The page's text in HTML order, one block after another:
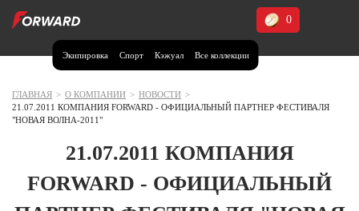
Экипировка Спорт Кэжуал Все коллекции
0
Москва и МО
Волгоградская область (1)
ГЛАВНАЯ > О КОМПАНИИ > НОВОСТИ >
21.07.2011 КОМПАНИЯ FORWARD - ОФИЦИАЛЬНЫЙ ПАРТНЕР ФЕСТИВАЛЯ
"НОВАЯ ВОЛНА-2011"
21.07.2011 КОМПАНИЯ
FORWARD - ОФИЦИАЛЬНЫЙ